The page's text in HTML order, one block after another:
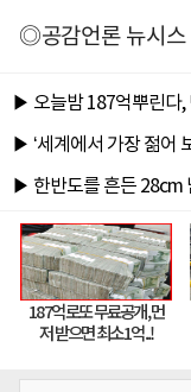
◎공감언론 뉴시스